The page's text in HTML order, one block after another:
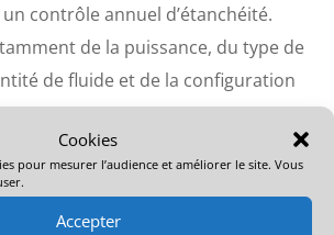
Cookies
pour mesurer l’audience et améliorer le site. Vous
Accepter
contrôle annuel d’étanchéité.
de la puissance, du type de
de fluide et de la configuration
Clim Net 30 : ce que
comprend